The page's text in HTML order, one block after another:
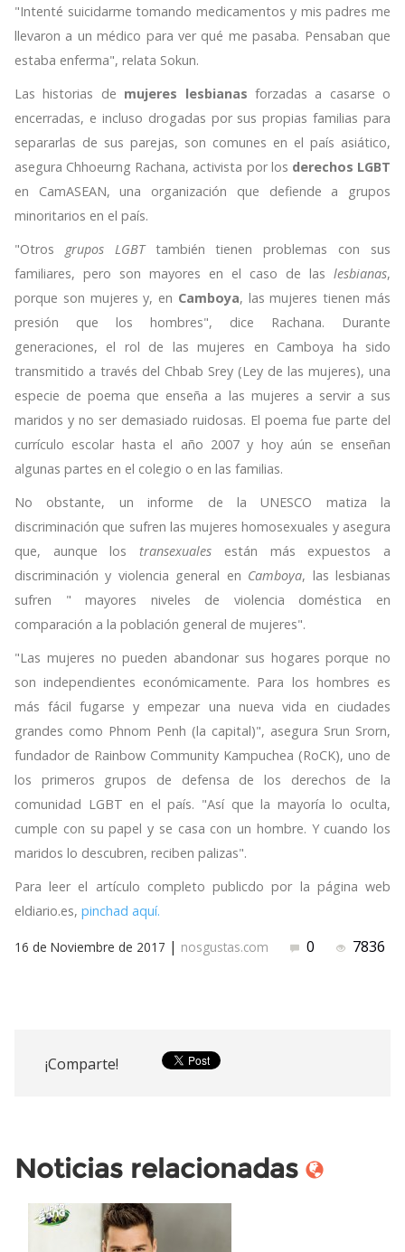
"Intenté suicidarme tomando medicamentos y mis padres me
llevaron a un médico para ver qué me pasaba. Pensaban que
estaba enferma", relata Sokun.
Las historias de mujeres lesbianas forzadas a casarse o
encerradas, e incluso drogadas por sus propias familias para
separarlas de sus parejas, son comunes en el país asiático,
asegura Chhoeurng Rachana, activista por los derechos LGBT
en CamASEAN, una organización que defiende a grupos
minoritarios en el país.
"Otros grupos LGBTtambién tienen problemas con sus
familiares, pero son mayores en el caso de las lesbianas,
porque son mujeres y, en Camboya, las mujeres tienen más
presión que los hombres", dice Rachana. Durante
generaciones, el rol de las mujeres en Camboya ha sido
transmitido a través del Chbab Srey (Ley de las mujeres), una
especie de poema que enseña a las mujeres a servir a sus
maridos y no ser demasiado ruidosas. El poema fue parte del
currículo escolar hasta el año 2007 y hoy aún se enseñan
algunas partes en el colegio o en las familias.
No obstante, un informe de la UNESCO matiza la
discriminación que sufren las mujeres homosexuales y asegura
que, aunque lostransexuales están más expuestos a
discriminación y violencia general en Camboya, las lesbianas
sufren " mayores niveles de violencia doméstica en
comparación a la población general de mujeres".
"Las mujeres no pueden abandonar sus hogares porque no
son independientes económicamente. Para los hombres es
más fácil fugarse y empezar una nueva vida en ciudades
grandes como Phnom Penh (la capital)", asegura Srun Srorn,
fundador de Rainbow Community Kampuchea (RoCK), uno de
los primeros grupos de defensa de los derechos de la
comunidad LGBT en el país. "Así que la mayoría lo oculta,
cumple con su papel y se casa con un hombre. Y cuando los
maridos lo descubren, reciben palizas".
Para leer el artículo completo publicdo por la página web
eldiario.es, pinchad aquí.
16 de Noviembre de 2017 | nosgustas.com 0 7836
¡Comparte!
Noticias relacionadas